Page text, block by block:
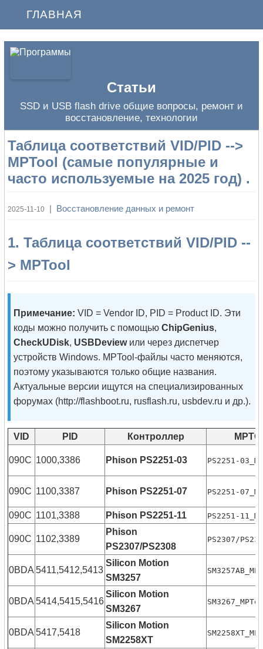
ГЛАВНАЯ
Статьи
SSD и USB flash drive общие вопросы, ремонт и
восстановление, технологии
Таблица соответствий VID/PID -->
MPTool (самые популярные и
часто используемые на 2025 год) .
2025-11-10 | Восстановление данных и ремонт
1. Таблица соответствий VID/PID --
> MPTool
Примечание: VID = Vendor ID, PID = Product ID. Эти
коды можно получить с помощьюChipGenius,
CheckUDisk, USBDeviewили через диспетчер
устройств Windows. MPTool-файлы часто меняются,
поэтому указываются только общие названия.
Актуальные версии ищутся на специализированных
форумах (http://flashboot.ru, rusflash.ru, usbdev.ru и др.).
VID PID Контроллер
090C 1000,3386 Phison PS2251-03 PS2251-
090C 1100,3387 Phison PS2251-07 PS2251-
090C 1101,3388 Phison PS2251-11 PS2251-
090C 1102,3389
Phison
PS2307/PS2308
PS2307/
0BDA 5411,5412,5413
Silicon Motion
SM3257
0BDA 5414,5415,5416
Silicon Motion
SM3267
0BDA 5417,5418
Silicon Motion
SM2258XT